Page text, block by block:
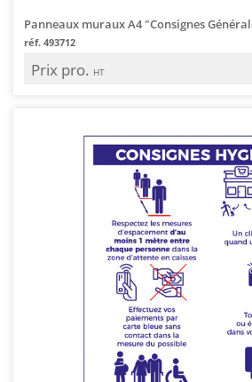
Panneaux muraux A4 "Consignes
réf. 493712
Prix pro. HT